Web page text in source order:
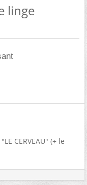
linge
CERVEAU" (+ le